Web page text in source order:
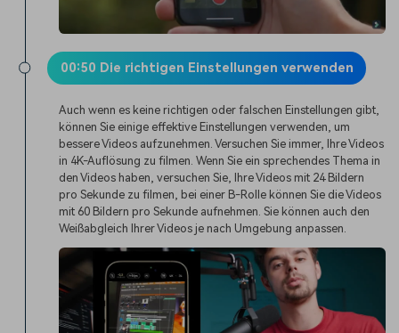
00:50 Die richtigen Einstellungen verwenden
Auch wenn es keine richtigen oder falschen Einstellungen gibt,
können Sie einige effektive Einstellungen verwenden, um
bessere Videos aufzunehmen. Versuchen Sie immer, Ihre Videos
in 4K-Auflösung zu filmen. Wenn Sie ein sprechendes Thema in
den Videos haben, versuchen Sie, Ihre Videos mit 24 Bildern
pro Sekunde zu filmen, bei einer B-Rolle können Sie die Videos
mit 60 Bildern pro Sekunde aufnehmen. Sie können auch den
Weißabgleich Ihrer Videos je nach Umgebung anpassen.